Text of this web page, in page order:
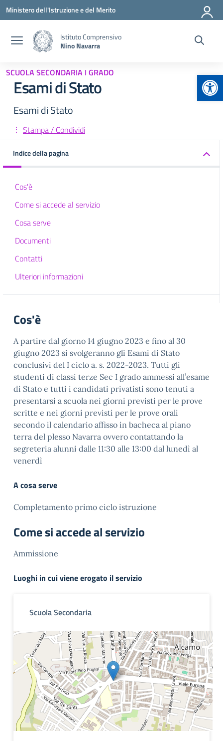
Vai ai contenuti
Vai al menu di navigazione
Vai al footer
Ministero dell'Istruzione e del Merito
Istituto Comprensivo
Nino Navarra
SCUOLA SECONDARIA I GRADO
Esami di Stato
Esami di Stato
Stampa / Condividi
Indice della pagina
Cos'è
Come si accede al servizio
Cosa serve
Documenti
Contatti
Ulteriori informazioni
Cos'è
A partire dal giorno 14 giugno 2023 e fino al 30
giugno 2023 si svolgeranno gli Esami di Stato
conclusivi del I ciclo a. s. 2022-2023. Tutti gli
studenti di classi terze Sec I grado ammessi all’esame
di Stato e tutti i candidati privatisti sono tenuti a
presentarsi a scuola nei giorni previsti per le prove
scritte e nei giorni previsti per le prove orali
secondo il calendario affisso in bacheca al piano
terra del plesso Navarra ovvero contattando la
segreteria alunni dalle 11:30 alle 13:00 dal lunedì al
venerdì
A cosa serve
Completamento primo ciclo istruzione
Come si accede al servizio
Ammissione
Luoghi in cui viene erogato il servizio
Scuola Secondaria